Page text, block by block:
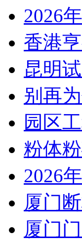
2026
香港
昆明
别再
园区
粉体
2026
厦门
厦门